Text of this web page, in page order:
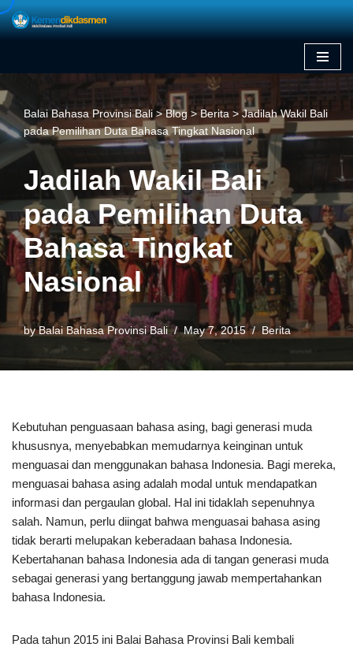
Balai Bahasa Provinsi Bali>Blog>Berita>Jadilah Wakil Bali
pada Pemilihan Duta Bahasa Tingkat Nasional
Jadilah Wakil Bali
pada Pemilihan Duta
Bahasa Tingkat
Nasional
byBalai Bahasa Provinsi Bali May 7, 2015 Berita
Kebutuhan penguasaan bahasa asing, bagi generasi muda
khususnya, menyebabkan memudarnya keinginan untuk
menguasai dan menggunakan bahasa Indonesia. Bagi mereka,
menguasai bahasa asing adalah modal untuk mendapatkan
informasi dan pergaulan global. Hal ini tidaklah sepenuhnya
salah. Namun, perlu diingat bahwa menguasai bahasa asing
tidak berarti melupakan keberadaan bahasa Indonesia.
Kebertahanan bahasa Indonesia ada di tangan generasi muda
sebagai generasi yang bertanggung jawab mempertahankan
bahasa Indonesia.
Pada tahun 2015 ini Balai Bahasa Provinsi Bali kembali